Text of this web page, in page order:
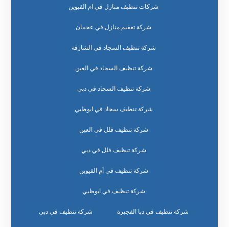
شركات تنظيف منازل في ام القيوين
شركة تعقيم منازل في عجمان
شركة تنظيف السجاد في الشارقة
شركة تنظيف السجاد في العين
شركة تنظيف السجاد في دبي
شركة تنظيف سجاد في ابوظبي
شركة تنظيف فلل في العين
شركة تنظيف فلل في دبي
شركة تنظيف في أم القيوين
شركة تنظيف في ابوظبي
شركة تنظيف في دبا الفجيرة شركة تنظيف في دبي